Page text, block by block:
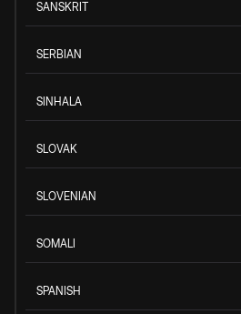
SANSKRIT
SERBIAN
SINHALA
SLOVAK
SLOVENIAN
SOMALI
SPANISH